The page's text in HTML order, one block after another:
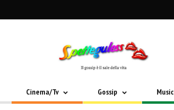
Cinema/Tv Gossip Music